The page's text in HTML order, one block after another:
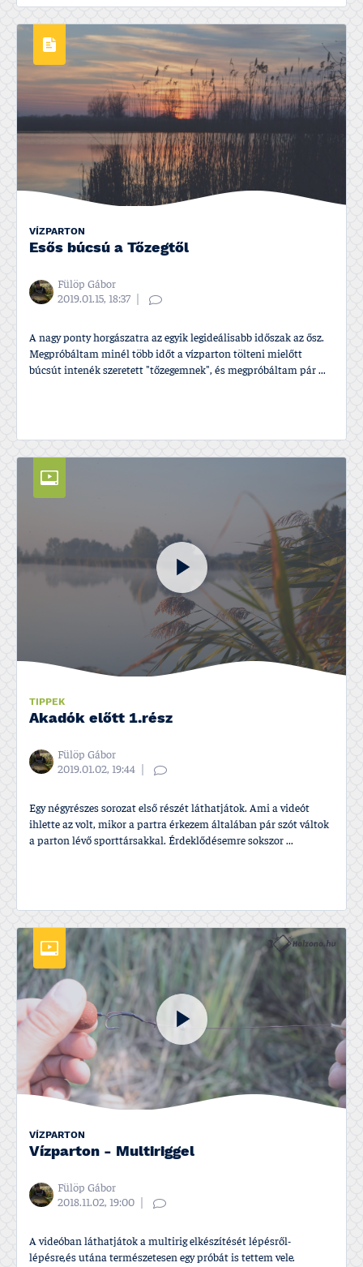
VÍZPARTON
Esős búcsú a Tőzegtől
Fülöp Gábor
2019.01.15, 18:37
A nagy ponty horgászatra az egyik legideálisabb időszak az ősz.
Megpróbáltam minél több időt a vízparton tölteni mielőtt
búcsút intenék szeretett "tőzegemnek", és megpróbáltam pár ...
TIPPEK
Akadók előtt 1.rész
Fülöp Gábor
2019.01.02, 19:44
Egy négyrészes sorozat első részét láthatjátok. Ami a videót
ihlette az volt, mikor a partra érkezem általában pár szót váltok
a parton lévő sporttársakkal. Érdeklődésemre sokszor ...
VÍZPARTON
Vízparton - Multiriggel
Fülöp Gábor
2018.11.02, 19:00
A videóban láthatjátok a multirig elkészítését lépésről-
lépésre,és utána természetesen egy próbát is tettem vele.